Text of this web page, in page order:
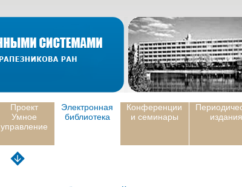
Проект
Умное
управление
Электронная
библиотека
Конференции
и семинары
издания